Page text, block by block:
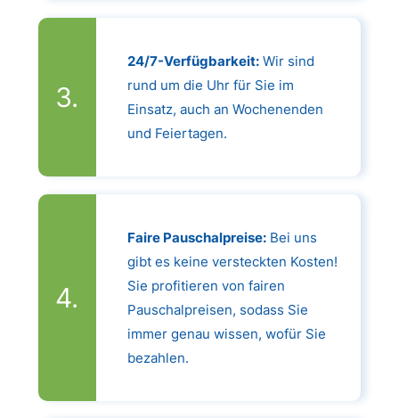
24/7-Verfügbarkeit:Wir sind
rund um die Uhr für Sie im
Einsatz, auch an Wochenenden
und Feiertagen.
Faire Pauschalpreise:Bei uns
gibt es keine versteckten Kosten!
Sie profitieren von fairen
Pauschalpreisen, sodass Sie
immer genau wissen, wofür Sie
bezahlen.